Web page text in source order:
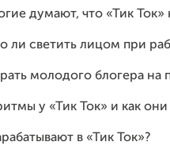
думают, что «Тик Ток»
ли светить лицом при
молодого блогера на
у «Тик Ток» и как
в «Тик Ток»?